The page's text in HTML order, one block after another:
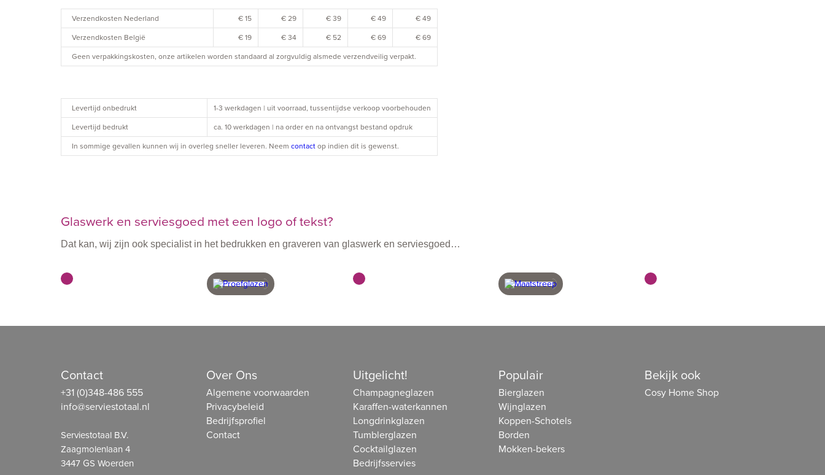
Verzendkosten Nederland € 15 € 29 € 39 € 49 € 49
Verzendkosten België € 19 € 34 € 52 € 69 € 69
Geen verpakkingskosten, onze artikelen worden standaard al zorgvuldig alsmede verzendveilig verpakt.
Levertijd onbedrukt 1-3 werkdagen | uit voorraad, tussentijdse verkoop voorbehouden
Levertijd bedrukt ca. 10 werkdagen | na order en na ontvangst bestand opdruk
In sommige gevallen kunnen wij in overleg sneller leveren. Neem contact op indien dit is gewenst.
Glaswerk en serviesgoed met een logo of tekst?
Dat kan, wij zijn ook specialist in het bedrukken en graveren van glaswerk en serviesgoed…
Contact
+31 (0)348-486 555
info@serviestotaal.nl
Serviestotaal B.V.
Zaagmolenlaan 4
3447 GS Woerden
Over Ons
Algemene voorwaarden
Privacybeleid
Bedrijfsprofiel
Contact
Uitgelicht!
Champagneglazen
Karaffen-waterkannen
Longdrinkglazen
Tumblerglazen
Cocktailglazen
Bedrijfsservies
Populair
Bierglazen
Wijnglazen
Koppen-Schotels
Borden
Mokken-bekers
Bekijk ook
Cosy Home Shop